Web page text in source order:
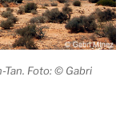
Tan. Foto: © Gabri